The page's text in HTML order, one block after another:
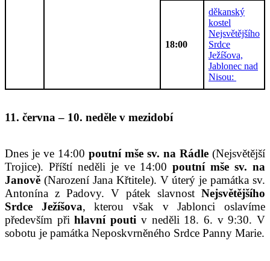
18:00
děkanský
kostel
Nejsvětějšího
Srdce
Ježíšova,
Jablonec nad
Nisou:
11. června – 10. neděle v mezidobí
Dnes je ve 14:00 poutní mše sv. na Rádle (Nejsvětější
Trojice). Příští neděli je ve 14:00poutní mše sv. na
Janově (Narození Jana Křtitele). V úterý je památka sv.
Antonína z Padovy. V pátek slavnost Nejsvětějšího
Srdce Ježíšova, kterou však v Jablonci oslavíme
především přihlavní pouti v neděli 18. 6. v 9:30. V
sobotu je památka Neposkvrněného Srdce Panny Marie.